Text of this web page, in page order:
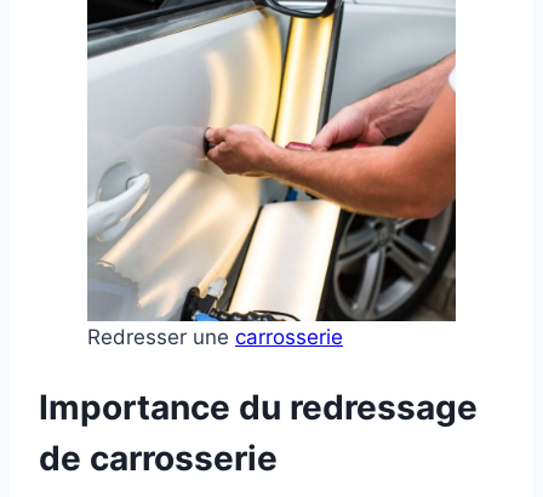
Redresser une carrosserie
Importance du redressage
de carrosserie